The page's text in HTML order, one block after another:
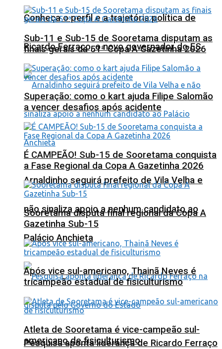
Conheça o perfil e a trajetória política de
Ricardo Ferraço, o novo governador do ES
Arnaldinho seguirá prefeito de Vila Velha e
não sinaliza apoio a nenhum candidato ao
Palácio Anchieta
Pesquisa aponta liderança de Ricardo Ferraço
Sub-11 e Sub-15 de Sooretama disputam as
finais gerais da 51ª Copa A Gazetinha 2026
Superação: como o kart ajuda Filipe Salomão
a vencer desafios após acidente
É CAMPEÃO! Sub-15 de Sooretama conquista
a Fase Regional da Copa A Gazetinha 2026
Sooretama disputa final regional da Copa A
Gazetinha Sub-15
Após vice sul-americano, Thainã Neves é
tricampeão estadual de fisiculturismo
Atleta de Sooretama é vice-campeão sul-
americano de fisiculturismo